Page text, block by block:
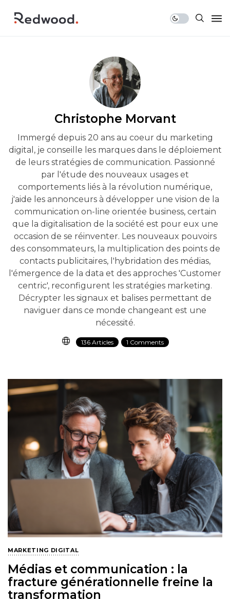
Christophe Morvant
Immergé depuis 20 ans au coeur du marketing
digital, je conseille les marques dans le déploiement
de leurs stratégies de communication. Passionné
par l'étude des nouveaux usages et
comportements liés à la révolution numérique,
j'aide les annonceurs à développer une vision de la
communication on-line orientée business, certain
que la digitalisation de la société est pour eux une
occasion de se réinventer. Les nouveaux pouvoirs
des consommateurs, la multiplication des points de
contacts publicitaires, l'hybridation des médias,
l'émergence de la data et des approches 'Customer
centric'​, reconfigurent les stratégies marketing.
Décrypter les signaux et balises permettant de
naviguer dans ce monde changeant est une
nécessité.
136 Articles 1 Comments
MARKETING DIGITAL
Médias et communication : la
fracture générationnelle freine la
transformation